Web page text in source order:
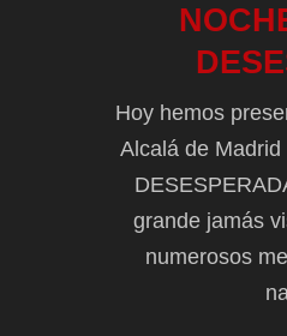
Hoy hemos
Alcalá de
grande jamás
numerosos